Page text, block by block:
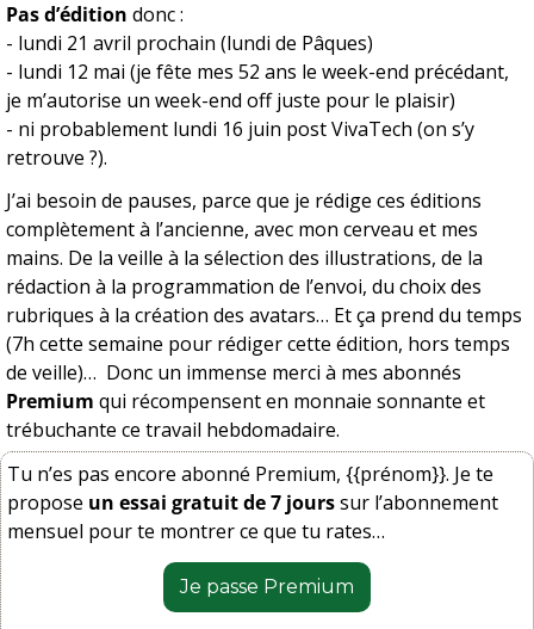
Pas d’édition donc :
- lundi 21 avril prochain (lundi de Pâques)
- lundi 12 mai (je fête mes 52 ans le week-end précédant,
je m’autorise un week-end off juste pour le plaisir)
- ni probablement lundi 16 juin post VivaTech (on s’y
retrouve ?).
J’ai besoin de pauses, parce que je rédige ces éditions
complètement à l’ancienne, avec mon cerveau et mes
mains. De la veille à la sélection des illustrations, de la
rédaction à la programmation de l’envoi, du choix des
rubriques à la création des avatars… Et ça prend du temps
(7h cette semaine pour rédiger cette édition, hors temps
Premium qui récompensent en monnaie sonnante et
trébuchante ce travail hebdomadaire.
Tu n’es pas encore abonné Premium, {{prénom}}. Je te
propose un essai gratuit de 7 jours sur l’abonnement
mensuel pour te montrer ce que tu rates…
Je passe Premium